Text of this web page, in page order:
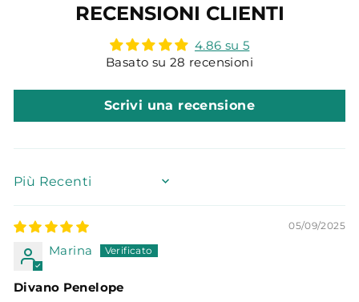
RECENSIONI CLIENTI
4.86 su 5
Basato su 28 recensioni
Scrivi una recensione
SORT BY
05/09/2025
Marina
Divano Penelope